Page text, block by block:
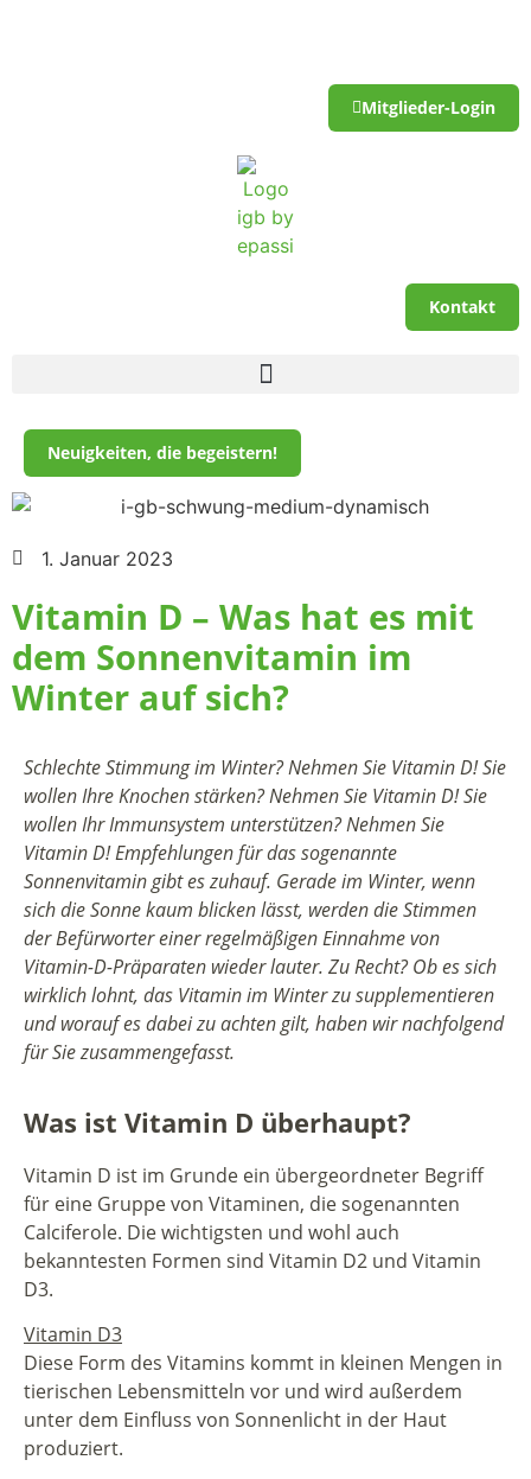
Mitglieder-Login
Kontakt
Neuigkeiten, die begeistern!
1. Januar 2023
Vitamin D – Was hat es mit
dem Sonnenvitamin im
Winter auf sich?
Schlechte Stimmung im Winter? Nehmen Sie Vitamin D! Sie
wollen Ihre Knochen stärken? Nehmen Sie Vitamin D! Sie
wollen Ihr Immunsystem unterstützen? Nehmen Sie
Vitamin D! Empfehlungen für das sogenannte
Sonnenvitamin gibt es zuhauf. Gerade im Winter, wenn
sich die Sonne kaum blicken lässt, werden die Stimmen
der Befürworter einer regelmäßigen Einnahme von
Vitamin-D-Präparaten wieder lauter. Zu Recht? Ob es sich
wirklich lohnt, das Vitamin im Winter zu supplementieren
und worauf es dabei zu achten gilt, haben wir nachfolgend
für Sie zusammengefasst.
Was ist Vitamin D überhaupt?
Vitamin D ist im Grunde ein übergeordneter Begriff
für eine Gruppe von Vitaminen, die sogenannten
Calciferole. Die wichtigsten und wohl auch
bekanntesten Formen sind Vitamin D2 und Vitamin
D3.
Vitamin D3
Diese Form des Vitamins kommt in kleinen Mengen in
tierischen Lebensmitteln vor und wird außerdem
unter dem Einfluss von Sonnenlicht in der Haut
produziert.